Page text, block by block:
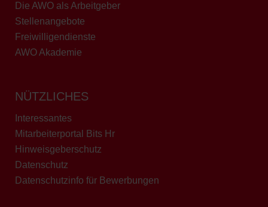
Die AWO als Arbeitgeber
Stellenangebote
Freiwilligendienste
AWO Akademie
NÜTZLICHES
Interessantes
Mitarbeiterportal Bits Hr
Hinweisgeberschutz
Datenschutz
Datenschutzinfo für Bewerbungen